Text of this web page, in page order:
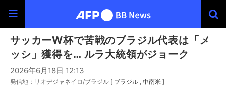
サッカーW杯で苦戦のブラジル代表は「メ
ッシ」獲得を… ルラ大統領がジョーク
2026年6月18日 12:13
発信地：リオデジャネイロ/ブラジル [ ブラジル 中南米 ]